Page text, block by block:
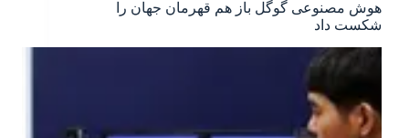
هوش مصنوعی گوگل باز هم قهرمان جهان را
شکست داد